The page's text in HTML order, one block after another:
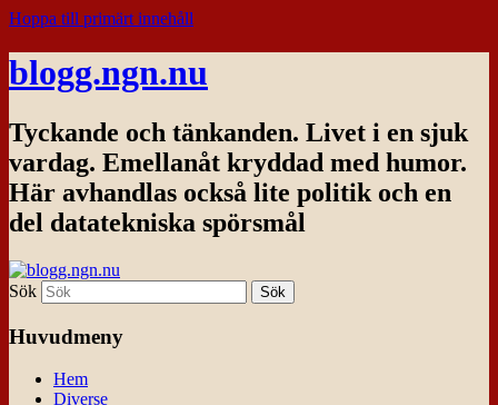
Hoppa till primärt innehåll
blogg.ngn.nu
Tyckande och tänkanden. Livet i en sjuk
vardag. Emellanåt kryddad med humor.
Här avhandlas också lite politik och en
del datatekniska spörsmål
Sök
Huvudmeny
Hem
Diverse